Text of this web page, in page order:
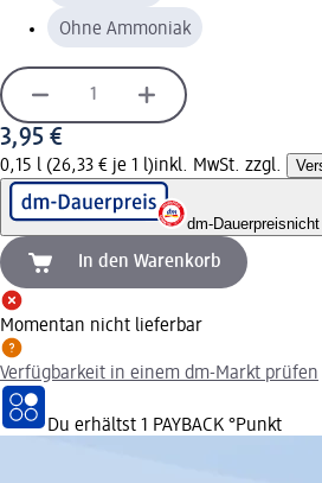
Ohne Ammoniak
3,95 €
0,15 l (26,33 € je 1 l)inkl. MwSt. zzgl.
dm-Dauerpreis
In den Warenkorb
Momentan nicht lieferbar
Verfügbarkeit in einem dm-Markt prüfen
Du erhältst 1 PAYBACK °Punkt